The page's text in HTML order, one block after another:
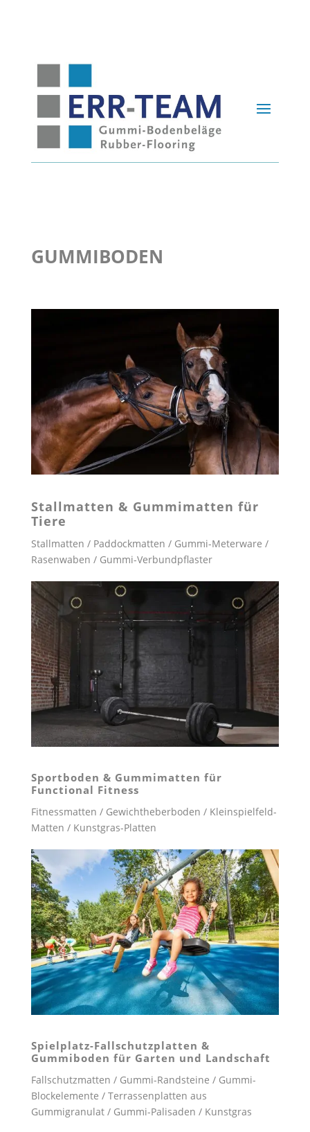
GUMMIBODEN
Stallmatten & Gummimatten für
Tiere
Stallmatten / Paddockmatten / Gummi-Meterware /
Rasenwaben / Gummi-Verbundpflaster
Sportboden & Gummimatten für
Functional Fitness
Fitnessmatten / Gewichtheberboden / Kleinspielfeld-
Matten / Kunstgras-Platten
Spielplatz-Fallschutzplatten &
Gummiboden für Garten und Landschaft
Fallschutzmatten / Gummi-Randsteine / Gummi-
Blockelemente / Terrassenplatten aus
Gummigranulat / Gummi-Palisaden / Kunstgras